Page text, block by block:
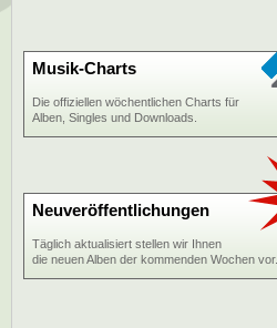
Musik-Charts
Die offiziellen wöchentlichen Charts für
Alben, Singles und Downloads.
Neuveröffentlichungen
Täglich aktualisiert stellen wir Ihnen
die neuen Alben der kommenden Wochen vor.